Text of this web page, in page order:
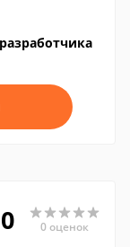
0 0 оценок